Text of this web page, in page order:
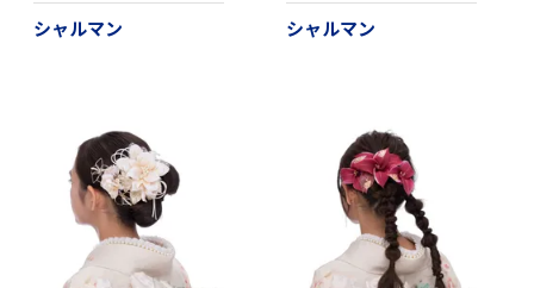
シャルマン シャルマン